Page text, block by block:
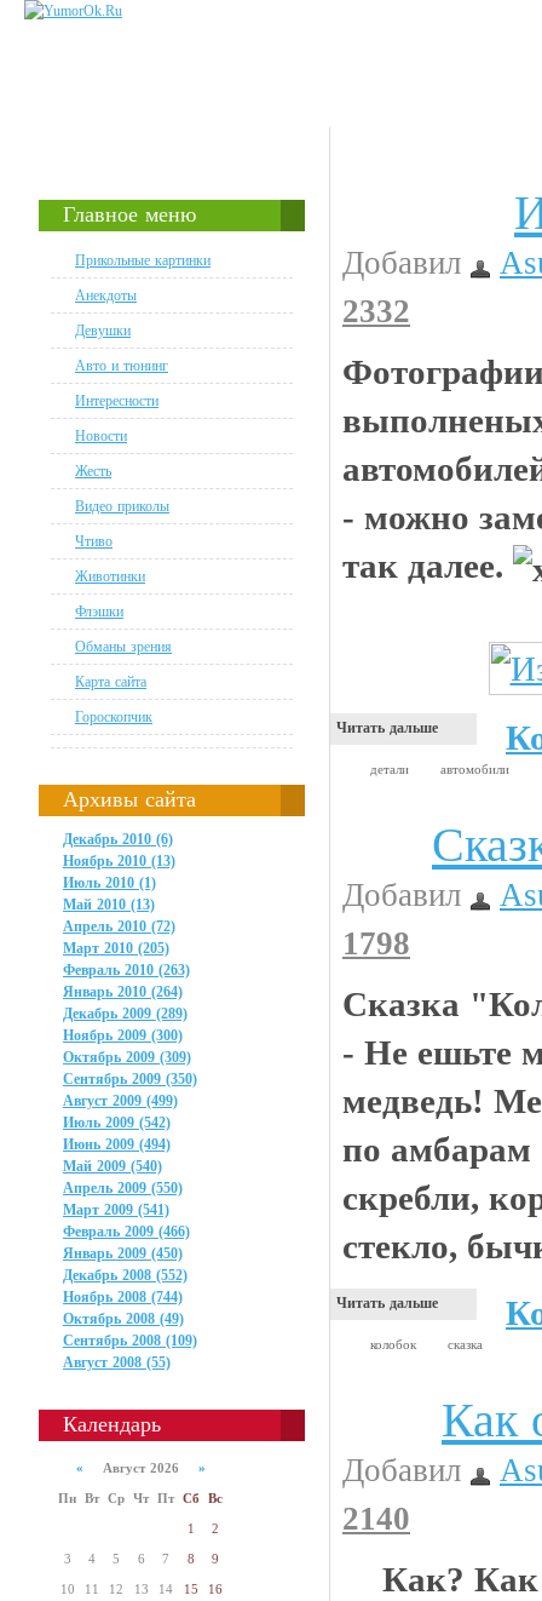
Главное меню
Прикольные картинки
Анекдоты
Девушки
Авто и тюнинг
Интересности
Новости
Жесть
Видео приколы
Чтиво
Животинки
Флэшки
Обманы зрения
Карта сайта
Гороскопчик
Архивы сайта
Декабрь 2010 (6)
Ноябрь 2010 (13)
Июль 2010 (1)
Май 2010 (13)
Апрель 2010 (72)
Март 2010 (205)
Февраль 2010 (263)
Январь 2010 (264)
Декабрь 2009 (289)
Ноябрь 2009 (300)
Октябрь 2009 (309)
Сентябрь 2009 (350)
Август 2009 (499)
Июль 2009 (542)
Июнь 2009 (494)
Май 2009 (540)
Апрель 2009 (550)
Март 2009 (541)
Февраль 2009 (466)
Январь 2009 (450)
Декабрь 2008 (552)
Ноябрь 2008 (744)
Октябрь 2008 (49)
Сентябрь 2008 (109)
Август 2008 (55)
Календарь
« Август 2026 »
Пн Вт Ср Чт Пт Сб Вс
1 2
3 4 5 6 7 8 9
10 11 12 13 14 15 16
Добавил
2332
- можно
так далее.
Читать дальше
детали автомобили
Добавил
1798
Сказка
- Не ешьте
медведь!
по амбарам
скребли,
стекло,
Читать дальше
колобок сказка
Как
Добавил
2140
Как? Как